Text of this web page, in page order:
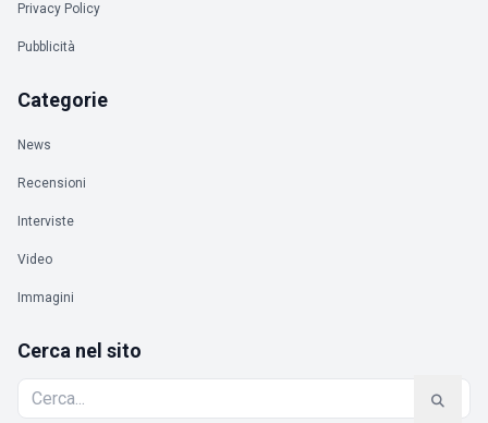
Privacy Policy
Pubblicità
Categorie
News
Recensioni
Interviste
Video
Immagini
Cerca nel sito